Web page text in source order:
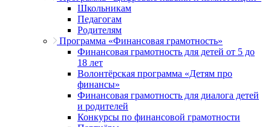
Школьникам
Педагогам
Родителям
Программа «Финансовая грамотность»
Финансовая грамотность для детей от 5 до
18 лет
Волонтёрская программа «Детям про
финансы»
Финансовая грамотность для диалога детей
и родителей
Конкурсы по финансовой грамотности